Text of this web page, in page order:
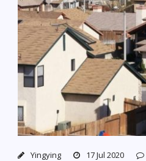
Yingying 17 Jul 2020